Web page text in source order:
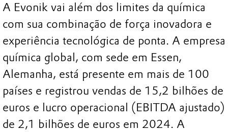
A Evonik vai além dos limites da química
com sua combinação de força inovadora e
experiência tecnológica de ponta. A empresa
química global, com sede em Essen,
Alemanha, está presente em mais de 100
países e registrou vendas de 15,2 bilhões de
euros e lucro operacional (EBITDA ajustado)
de 2,1 bilhões de euros em 2024. A